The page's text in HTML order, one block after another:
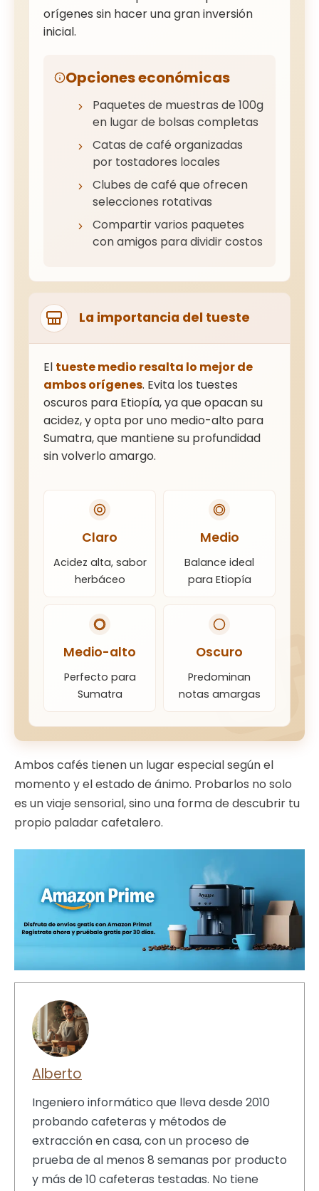
orígenes sin hacer una gran inversión
inicial.
Opciones económicas
Paquetes de muestras de 100g
en lugar de bolsas completas
Catas de café organizadas
por tostadores locales
Clubes de café que ofrecen
selecciones rotativas
Compartir varios paquetes
con amigos para dividir costos
La importancia del tueste
El tueste medio resalta lo mejor de
ambos orígenes. Evita los tuestes
oscuros para Etiopía, ya que opacan su
acidez, y opta por uno medio-alto para
Sumatra, que mantiene su profundidad
sin volverlo amargo.
Claro
Acidez alta, sabor
herbáceo
Medio
Balance ideal
para Etiopía
Medio-alto
Perfecto para
Sumatra
Oscuro
Predominan
notas amargas
Ambos cafés tienen un lugar especial según el
momento y el estado de ánimo. Probarlos no solo
es un viaje sensorial, sino una forma de descubrir tu
propio paladar cafetalero.
Alberto
Ingeniero informático que lleva desde 2010
probando cafeteras y métodos de
extracción en casa, con un proceso de
prueba de al menos 8 semanas por producto
y más de 10 cafeteras testadas. No tiene